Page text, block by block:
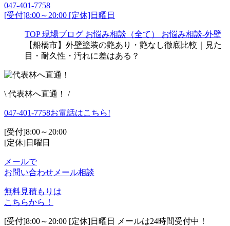
047-401-7758
[受付]8:00～20:00 [定休]日曜日
TOP 現場ブログ お悩み相談（全て）
お悩み相談-外壁
【船橋市】外壁塗装の艶あり・艶なし徹底比較｜見た
目・耐久性・汚れに差はある？
\ 代表林へ直通！ /
047-401-7758お電話はこちら!
[受付]8:00～20:00
[定休]日曜日
メールで
お問い合わせ メール相談
無料見積もりは
こちらから！
[受付]8:00～20:00 [定休]日曜日 メールは24時間受付中！